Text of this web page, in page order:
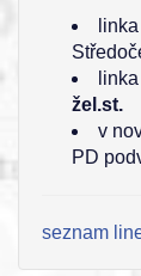
žel.st.
v
PD
seznam